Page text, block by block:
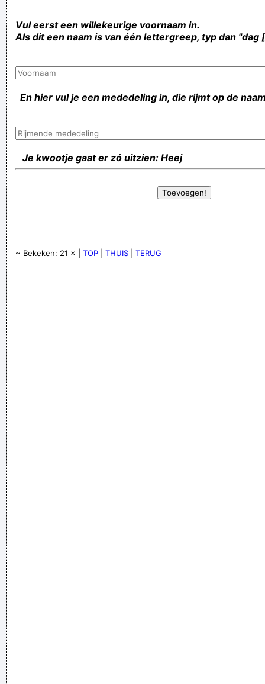
Vul eerst een willekeurige voornaam in.
Als dit een naam is van één lettergreep, typ dan "dag
En hier vul je een mededeling in, die rijmt op de
Je kwootje gaat er zó uitzien: Heej
~ Bekeken: 21 × | TOP THUIS TERUG